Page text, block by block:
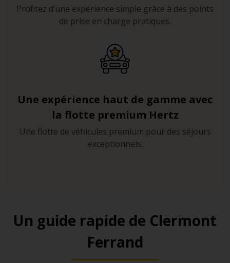
Profitez d’une expérience simple grâce à des points
de prise en charge pratiques.
Une expérience haut de gamme avec
la flotte premium Hertz
Une flotte de véhicules premium pour des séjours
exceptionnels.
Un guide rapide de Clermont
Ferrand